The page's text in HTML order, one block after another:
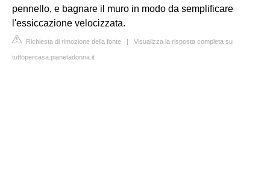
pennello, e bagnare il muro in modo da semplificare
l'essiccazione velocizzata.
Richiesta di rimozione della fonte | Visualizza la risposta completa su
tuttopercasa.pianetadonna.it